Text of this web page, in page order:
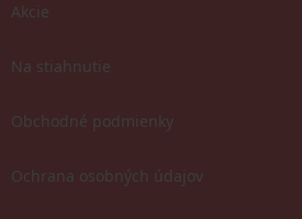
Akcie
Na stiahnutie
Obchodné podmienky
Ochrana osobných údajov